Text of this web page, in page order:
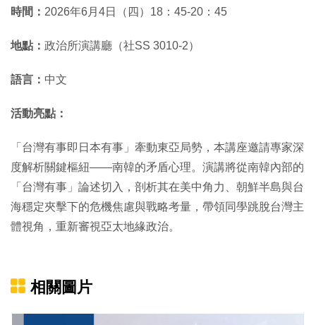
時間： 2026年6月4日（四）18：45-20：45
地點： 政治所演講廳（社SS 3010-2）
語言： 中文
活動亮點：
「台灣有事即日本有事」牽動東亞局勢， 本講座邀請專家深
度解析關鍵樞紐——南韓的矛盾心理。 演講將從南韓內部的
「台灣有事」論述切入，剖析其在美中角力、 朝鮮半島與台
海穩定夾擊下的危機焦慮與戰略考量， 帶領同學跳脫台灣主
體視角，重新審視亞太地緣政治。
相關圖片